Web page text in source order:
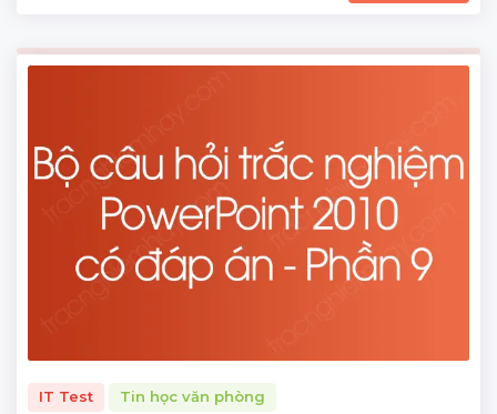
IT Test Tin học văn phòng